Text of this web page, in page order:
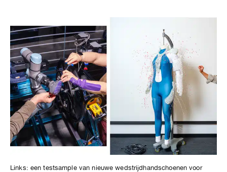
Links: een testsample van nieuwe wedstrijdhandschoenen voor